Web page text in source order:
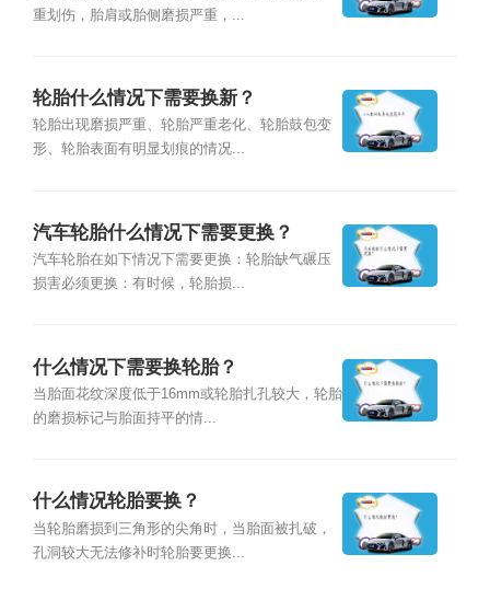
重划伤，胎肩或胎侧磨损严重，...
轮胎什么情况下需要换新？
轮胎出现磨损严重、轮胎严重老化、轮胎鼓包变
形、轮胎表面有明显划痕的情况...
汽车轮胎什么情况下需要更换？
汽车轮胎在如下情况下需要更换：轮胎缺气碾压
损害必须更换：有时候，轮胎损...
什么情况下需要换轮胎？
当胎面花纹深度低于16mm或轮胎扎孔较大，轮胎
的磨损标记与胎面持平的情...
什么情况轮胎要换？
当轮胎磨损到三角形的尖角时，当胎面被扎破，
孔洞较大无法修补时轮胎要更换...